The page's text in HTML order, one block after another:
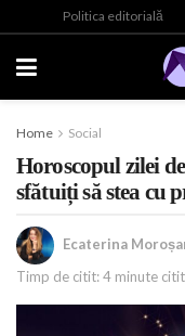
Politica editorială
Home Social
Horoscopul zilei
sfătuiți să stea cu
Ecaterina
Timp de citit: 4 minute